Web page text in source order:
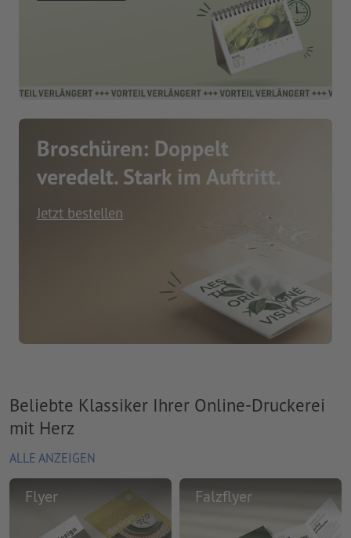
Broschüren: Doppelt
veredelt. Stark im Auftritt.
Jetzt bestellen
Beliebte Klassiker Ihrer Online-Druckerei
mit Herz
ALLE ANZEIGEN
Flyer Falzflyer